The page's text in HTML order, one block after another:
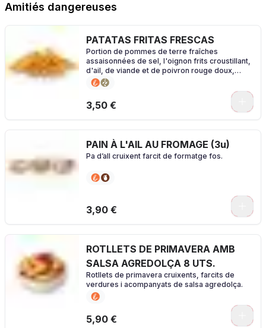
Amitiés dangereuses
PATATAS FRITAS FRESCAS
Portion de pommes de terre fraîches
assaisonnées de sel, l'oignon frits croustillant,
d'ail, de viande et de poivron rouge doux,
combinez-les avec votre sauce préférée !
3,50 €
PAIN À L'AIL AU FROMAGE (3u)
Pa d’all cruixent farcit de formatge fos.
3,90 €
ROTLLETS DE PRIMAVERA AMB
SALSA AGREDOLÇA 8 UTS.
Rotllets de primavera cruixents, farcits de
verdures i acompanyats de salsa agredolça.
5,90 €